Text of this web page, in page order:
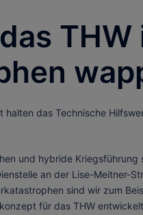
halten das Technische
und hybride Kriegsführung
an der Lise-Meitner-
sind wir zum
für das THW